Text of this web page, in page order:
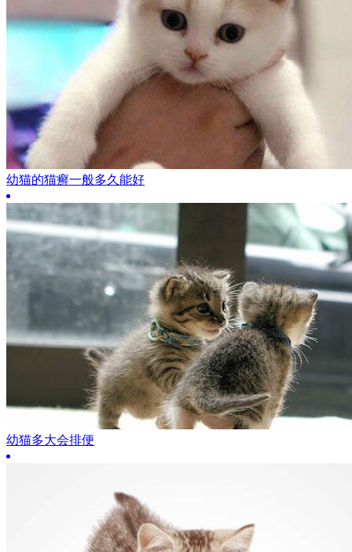
幼猫的猫癣一般多久能好
幼猫多大会排便